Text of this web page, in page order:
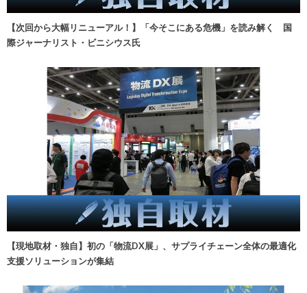
【次回から大幅リニューアル！】「今そこにある危機」を読み解く 国
際ジャーナリスト・ビニシウス氏
【現地取材・独自】初の「物流DX展」、サプライチェーン全体の最適化
支援ソリューションが集結